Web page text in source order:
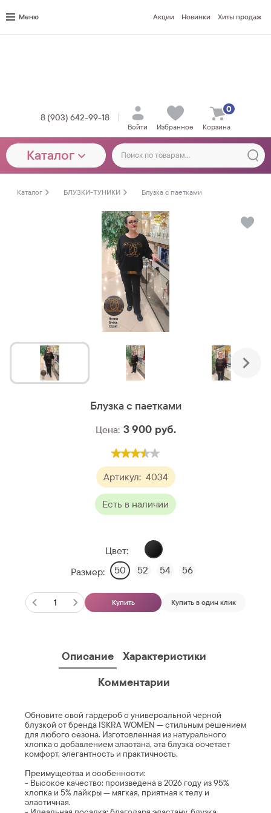
Меню Акции Новинки Хиты продаж
8 (903) 642-99-18
Войти Избранное Корзина
0
Каталог
Каталог БЛУЗКИ-ТУНИКИ Блузка с паетками
Блузка с паетками
Артикул: 4034
Есть в наличии
Цена: 3 900 руб.
Цвет:
Размер:
50 52 54 56
Купить Купить в один клик
Описание
Характеристики
Комментарии
Обновите свой гардероб с универсальной черной
блузкой от бренда ISKRA WOMEN — стильным решением
для любого сезона. Изготовленная из натурального
хлопка с добавлением эластана, эта блузка сочетает
комфорт, элегантность и практичность.
Преимущества и особенности:
- Высокое качество: произведена в 2026 году из 95%
хлопка и 5% лайкры — мягкая, приятная к телу и
эластичная.